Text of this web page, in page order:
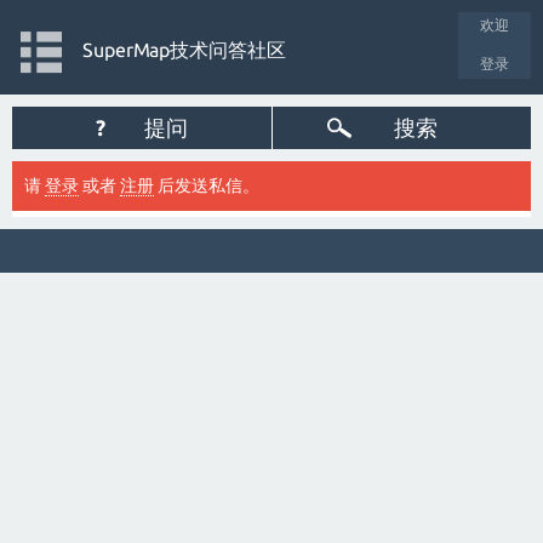
欢迎
登录
SuperMap技术问答社区
? 提问 搜索
请登录或者注册 后发送私信。